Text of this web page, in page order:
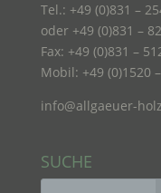
Tel.: +49 (0)831 –
oder +49 (0)831 –
Fax: +49 (0)831 –
Mobil: +49 (0)1520
info@allgaeuer-
SUCHE
Einschränkung
gespeicherter
Ziel, ihre künftige
e) Profiling
Profiling ist jede
besteht, dass